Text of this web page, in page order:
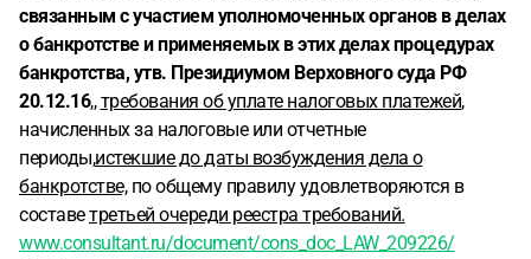
связанным с участием уполномоченных органов в делах
о банкротстве и применяемых в этих делах процедурах
банкротства, утв. Президиумом Верховного суда РФ
20.12.16,,требования об уплате налоговых платежей,
начисленных за налоговые или отчетные
периоды,истекшие до даты возбуждения дела о
банкротстве,по общему правилу удовлетворяются в
составетретьей очереди реестра требований.
www.consultant.ru/document/cons_doc_LAW_209226/